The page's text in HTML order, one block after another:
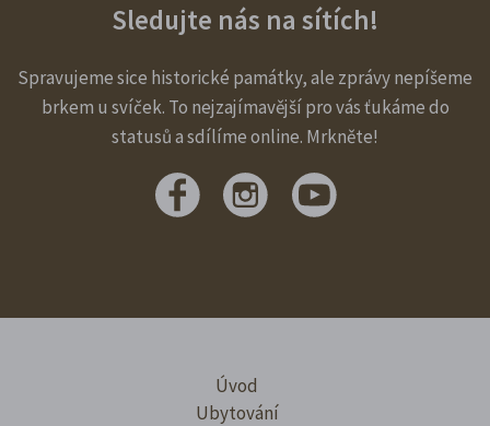
Sledujte nás na sítích!
Spravujeme sice historické památky, ale zprávy nepíšeme
brkem u svíček. To nejzajímavější pro vás ťukáme do
statusů a sdílíme online. Mrkněte!
Úvod
Ubytování